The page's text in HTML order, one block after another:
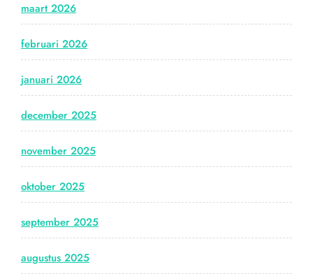
maart 2026
februari 2026
januari 2026
december 2025
november 2025
oktober 2025
september 2025
augustus 2025